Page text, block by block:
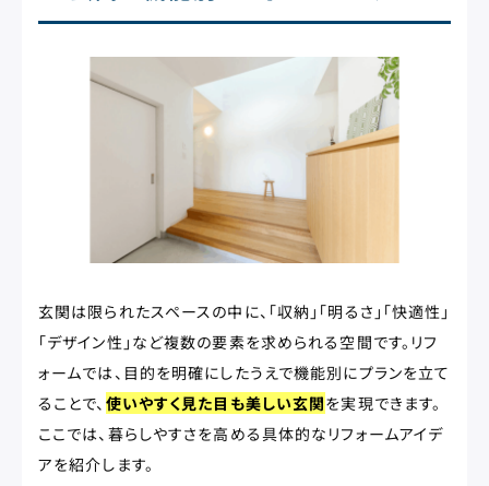
玄関は限られたスペースの中に、「収納」「明るさ」「快適性」
「デザイン性」など複数の要素を求められる空間です。リフ
ォームでは、目的を明確にしたうえで機能別にプランを立て
ることで、 使いやすく見た目も美しい玄関を実現できます。
ここでは、暮らしやすさを高める具体的なリフォームアイデ
アを紹介します。